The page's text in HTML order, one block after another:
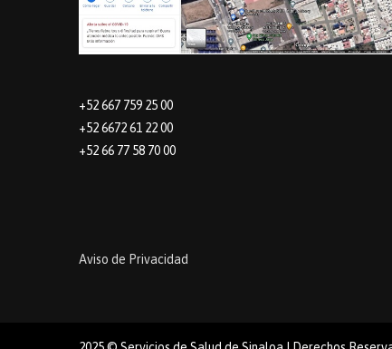
+52 667 759 25 00
+52 6672 61 22 00
+52 66 77 58 70 00
Aviso de Privacidad